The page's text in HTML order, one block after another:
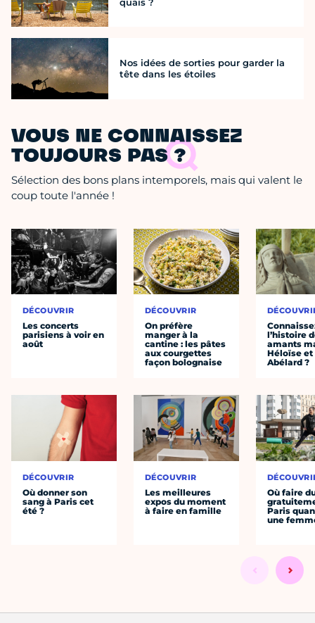
Nos idées de sorties pour garder la
tête dans les étoiles
VOUS NE CONNAISSEZ
TOUJOURS PAS ?
Sélection des bons plans intemporels, mais qui valent le
coup toute l'année !
DÉCOUVRIR
Les concerts
parisiens à voir en
août
DÉCOUVRIR
Où donner son
sang à Paris cet
été ?
DÉCOUVRIR
On préfère
manger à la
cantine : les pâtes
aux courgettes
façon bolognaise
DÉCOUVRIR
Les meilleures
expos du moment
à faire en famille
l’histoire
amants
Héloïse et
Abélard ?
Où faire
Paris
une